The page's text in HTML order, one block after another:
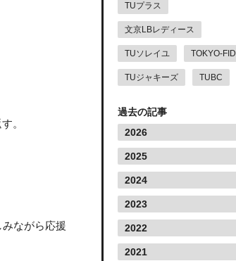
。
ながら応援
TUプラス
文京LBレディース
TUソレイユ TOKYO-FID
TUジャキーズ TUBC
過去の記事
2026
2025
2024
2023
2022
2021